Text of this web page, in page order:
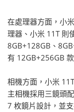
在處理器方面，小
理器、小米 11T 則
8GB+128GB、
有 12GB+256GB 款
相機方面，小米
主相機採用三鏡頭
7 枚鏡片設計，並